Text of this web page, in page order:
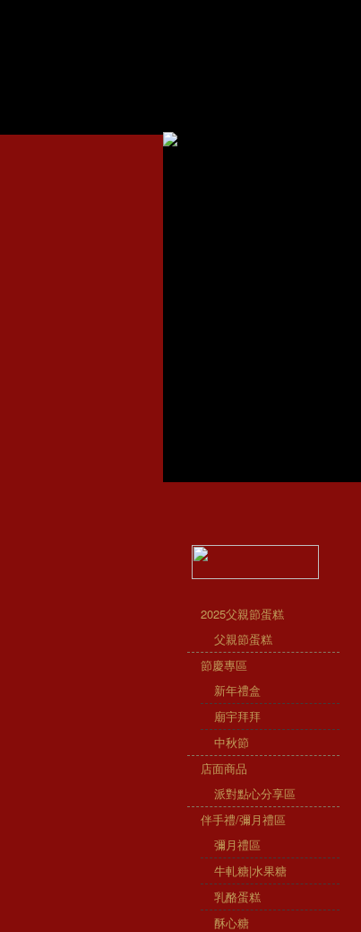
2025父親節蛋糕
父親節蛋糕
節慶專區
新年禮盒
廟宇拜拜
中秋節
店面商品
派對點心分享區
伴手禮/彌月禮區
彌月禮區
牛軋糖|水果糖
乳酪蛋糕
酥心糖